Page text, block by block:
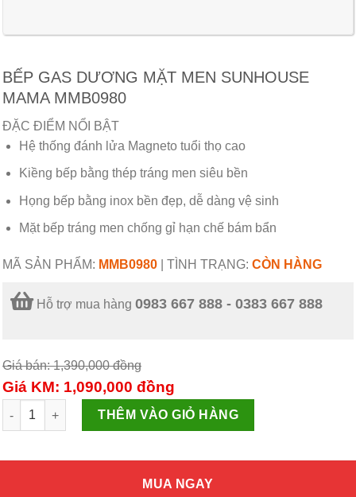
BẾP GAS DƯƠNG MẶT MEN SUNHOUSE
MAMA MMB0980
ĐẶC ĐIỂM NỔI BẬT
Hệ thống đánh lửa Magneto tuổi thọ cao
Kiềng bếp bằng thép tráng men siêu bền
Họng bếp bằng inox bền đẹp, dễ dàng vệ sinh
Mặt bếp tráng men chống gỉ hạn chế bám bẩn
MÃ SẢN PHẨM: MMB0980 TÌNH TRẠNG: CÒN HÀNG
Hỗ trợ mua hàng 0983 667 888 - 0383 667 888
Giá bán: 1,390,000đồng
Giá KM: 1,090,000 đồng
BẾP GAS DƯƠNG MẶT MEN SUNHOUSE MAMA MMB0980 số
THÊM VÀO GIỎ HÀNG
MUA NGAY